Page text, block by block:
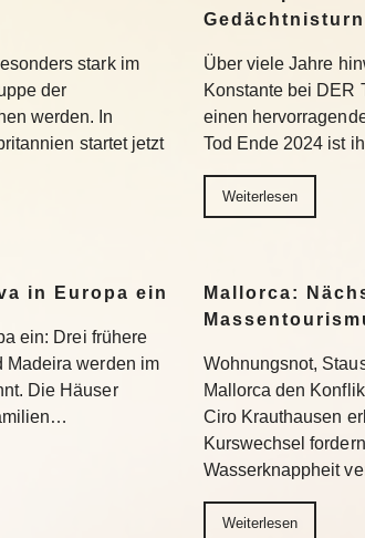
stark im
der
werden. In
startet jetzt
Über viele Jahre
Konstante bei DER
einen
Tod Ende 2024 ist
Weiterlesen
in Europa ein
ein: Drei frühere
Madeira werden im
Die Häuser
Mallorca:
Wohnungsnot,
Mallorca den
Ciro Krauthausen
Kurswechsel
Wasserknappheit
Weiterlesen